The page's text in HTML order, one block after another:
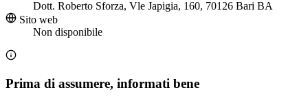
Dott. Roberto Sforza, Vle Japigia, 160, 70126 Bari BA
Sito web
Non disponibile
Prima di assumere, informati bene